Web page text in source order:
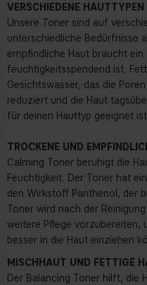
VERSCHIEDENE HAUTTYPEN
Unsere Toner sind auf
unterschiedliche Bedürfnisse
empfindliche Haut braucht
feuchtigkeitsspendend ist.
Gesichtswasser, das die
reduziert und die Haut
für deinen Hauttyp geeignet
TROCKENE UND
Calming Toner beruhigt die
Feuchtigkeit. Der Toner hat
den Wirkstoff Panthenol, der
Toner wird nach der
weitere Pflege vorzubereiten,
besser in die Haut einziehen
MISCHHAUT UND FETTIGE
Der Balancing Toner hilft, die